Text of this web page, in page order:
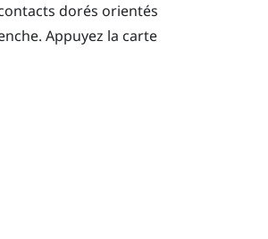
dorés orientés
Appuyez la carte